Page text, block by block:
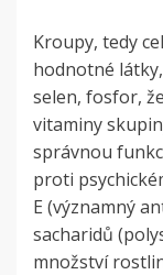
Kroupy, tedy
hodnotné
selen, fosfor,
vitaminy
správnou
proti
E (významný
sacharidů
množství